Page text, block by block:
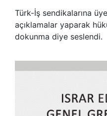
Türk-İş sendikalarına
açıklamalar yaparak
dokunma diye seslendi.